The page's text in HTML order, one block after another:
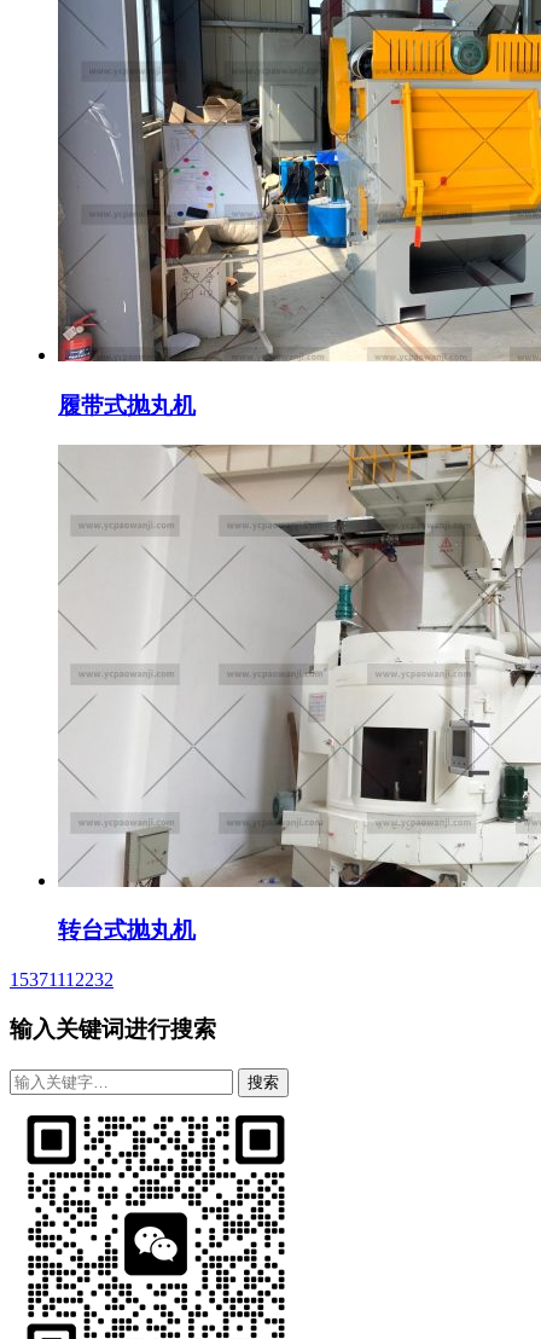
履带式抛丸机
转台式抛丸机
15371112232
输入关键词进行搜索